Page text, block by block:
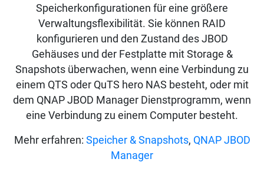
Speicherkonfigurationen für eine größere
Verwaltungsflexibilität. Sie können RAID
konfigurieren und den Zustand des JBOD
Gehäuses und der Festplatte mit Storage &
Snapshots überwachen, wenn eine Verbindung zu
einem QTS oder QuTS hero NAS besteht, oder mit
dem QNAP JBOD Manager Dienstprogramm, wenn
eine Verbindung zu einem Computer besteht.
Mehr erfahren: Speicher & Snapshots, QNAP JBOD
Manager